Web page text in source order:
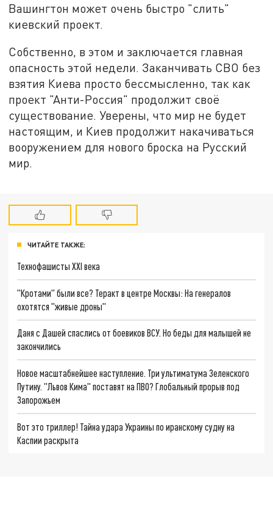
Вашингтон может очень быстро "слить"
киевский проект.
Собственно, в этом и заключается главная
опасность этой недели. Заканчивать СВО без
взятия Киева просто бессмысленно, так как
проект "Анти-Россия" продолжит своё
существование. Уверены, что мир не будет
настоящим, и Киев продолжит накачиваться
вооружением для нового броска на Русский
мир.
ЧИТАЙТЕ ТАКЖЕ:
Технофашисты XXI века
"Кротами" были все? Теракт в центре Москвы: На генералов
охотятся "живые дроны"
Даня с Дашей спаслись от боевиков ВСУ. Но беды для малышей не
закончились
Новое масштабнейшее наступление. Три ультиматума Зеленского
Путину. "Львов Кима" поставят на ПВО? Глобальный прорыв под
Запорожьем
Вот это триллер! Тайна удара Украины по иранскому судну на
Каспии раскрыта